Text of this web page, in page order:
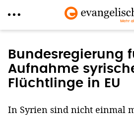
zum
Inhalt
Bundesregierung
Aufnahme
Flüchtlinge in EU
In Syrien sind nicht einmal